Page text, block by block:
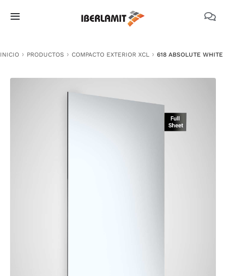
Toggle
NOSOTROS
INICIO PRODUCTOS COMPACTO EXTERIOR XCL 618 ABSOLUTE WHITE